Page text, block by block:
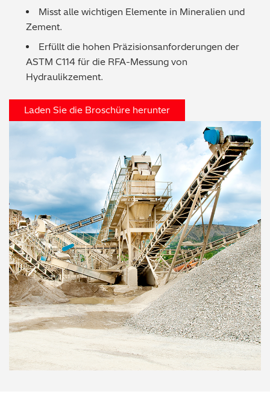
Misst alle wichtigen Elemente in Mineralien und
Zement.
Erfüllt die hohen Präzisionsanforderungen der
ASTM C114 für die RFA-Messung von
Hydraulikzement.
Laden Sie die Broschüre herunter